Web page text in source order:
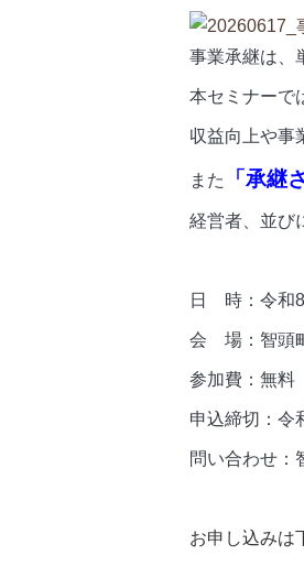
事業承継は、
本セミナーで
収益向上や事
また 「承継
経営者、並び
日 時：令和8
会 場：智頭
参加費：無料
申込締切：令
問い合わせ
お申し込みは